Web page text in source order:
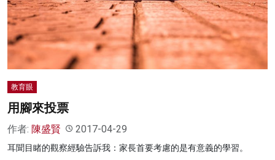
灼見活動
關於我們
教育眼
用腳來投票
作者: 陳盛賢 2017-04-29
耳聞目睹的觀察經驗告訴我：家長首要考慮的是有意義的學習。